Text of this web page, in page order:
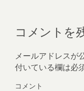
コメントを
メールアドレスが
付いている欄は必
コメント